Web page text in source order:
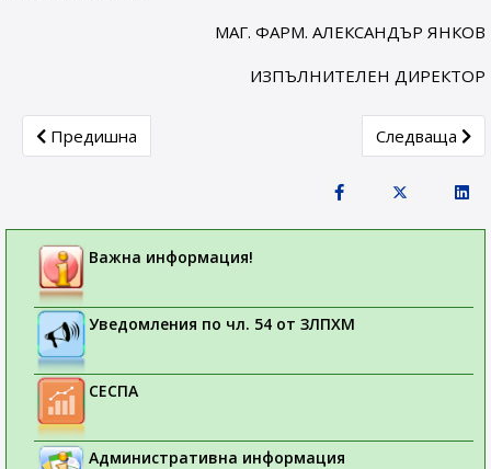
МАГ. ФАРМ. АЛЕКСАНДЪР ЯНКОВ
ИЗПЪЛНИТЕЛЕН ДИРЕКТОР
Previous article: Важна информация за медицинските
Предишна Next article:
Следваща
Важна информация!
Уведомления по чл. 54 от ЗЛПХМ
СЕСПА
Административна информация